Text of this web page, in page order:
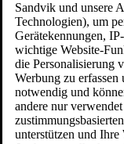
Sandvik und unsere
Technologien), um
Gerätekennungen,
wichtige Website-
die Personalisierung
Werbung zu
notwendig und
andere nur
unterstützen und